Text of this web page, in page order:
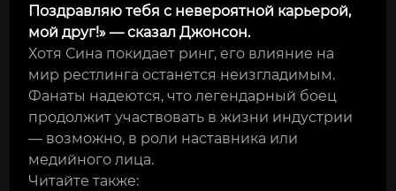
Поздравляю тебя с невероятной карьерой,
мой друг!» — сказал Джонсон.
Хотя Сина покидает ринг, его влияние на
мир рестлинга останется неизгладимым.
Фанаты надеются, что легендарный боец
продолжит участвовать в жизни индустрии
— возможно, в роли наставника или
медийного лица.
Читайте также: